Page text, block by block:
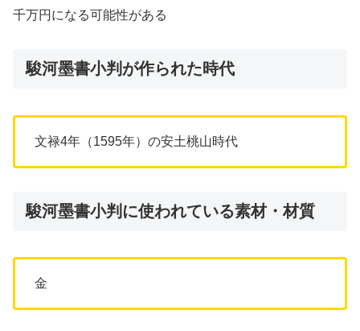
千万円になる可能性がある
駿河墨書小判が作られた時代
文禄4年（1595年）の安土桃山時代
駿河墨書小判に使われている素材・材質
金